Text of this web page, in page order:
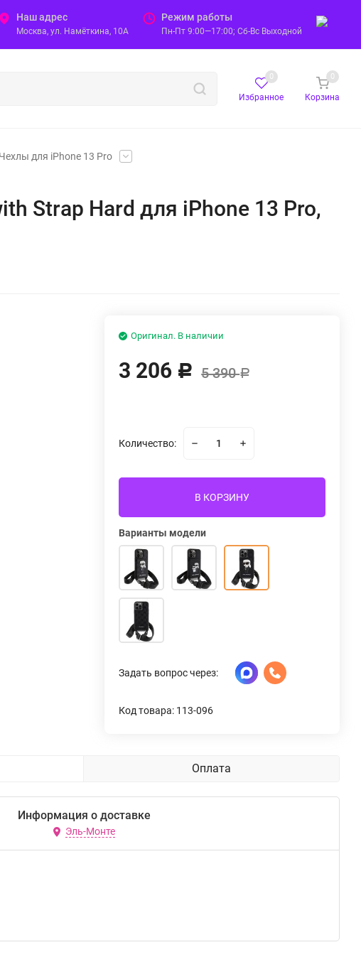
Наш адрес
Москва, ул. Намёткина, 10А
Режим работы
Пн-Пт 9:00—17:00; Сб-Вс Выходной
Избранное
0
Корзина
0
Чехлы для iPhone 13 Pro
Strap Hard для iPhone 13 Pro,
Оригинал. В наличии
3 206 Р 5 390Р
Количество:
В КОРЗИНУ
Варианты модели
Задать вопрос через:
Код товара: 113-096
Оплата
Информация о доставке
Эль-Монте